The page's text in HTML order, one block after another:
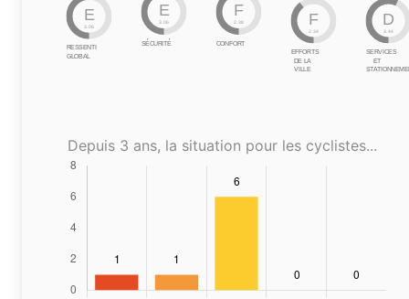
E
3.06
RESSENTI
GLOBAL
E
3.06
SÉCURITÉ
F
2.38
CONFORT
F
2.34
EFFORTS
DE LA
VILLE
D
3.44
SERVICES
ET
Depuis 3 ans, la situation pour les cyclistes...